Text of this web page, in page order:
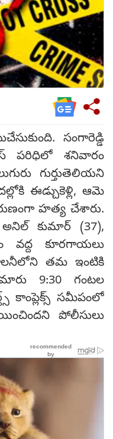
సంగారెడ్డి
పరిధిలో శనివారం
గుర్తుతెలియని
ఈడ్చుకెళ్లి, ఆమె
హత్య చేశారు.
కుమార్ (37),
వద్ద కూరగాయలు
తమ ఇంటికి
9:30 గంటల
కాంప్లెక్స్ సమీపంలో
పోలీసులు